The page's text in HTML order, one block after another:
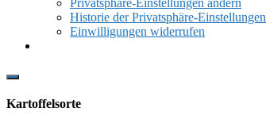
Privatsphäre-Einstellungen ändern
Historie der Privatsphäre-Einstellungen
Einwilligungen widerrufen
Show
Content
Kartoffelsorte